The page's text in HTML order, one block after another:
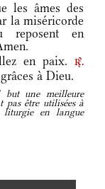
âmes des
la miséricorde
reposent en
en paix.r.
à Dieu.
but une meilleure
pas être utilisées à
liturgie en langue